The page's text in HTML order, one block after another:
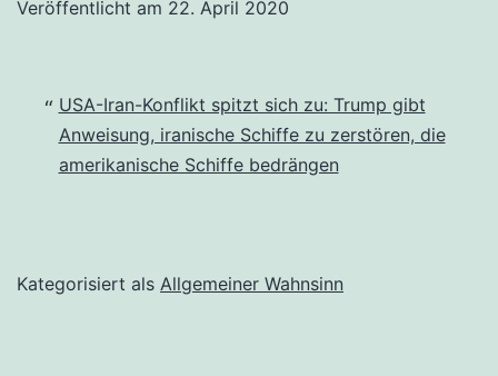
Veröffentlicht am 22. April 2020
USA-Iran-Konflikt spitzt sich zu: Trump gibt
Anweisung, iranische Schiffe zu zerstören, die
amerikanische Schiffe bedrängen
Kategorisiert als Allgemeiner Wahnsinn